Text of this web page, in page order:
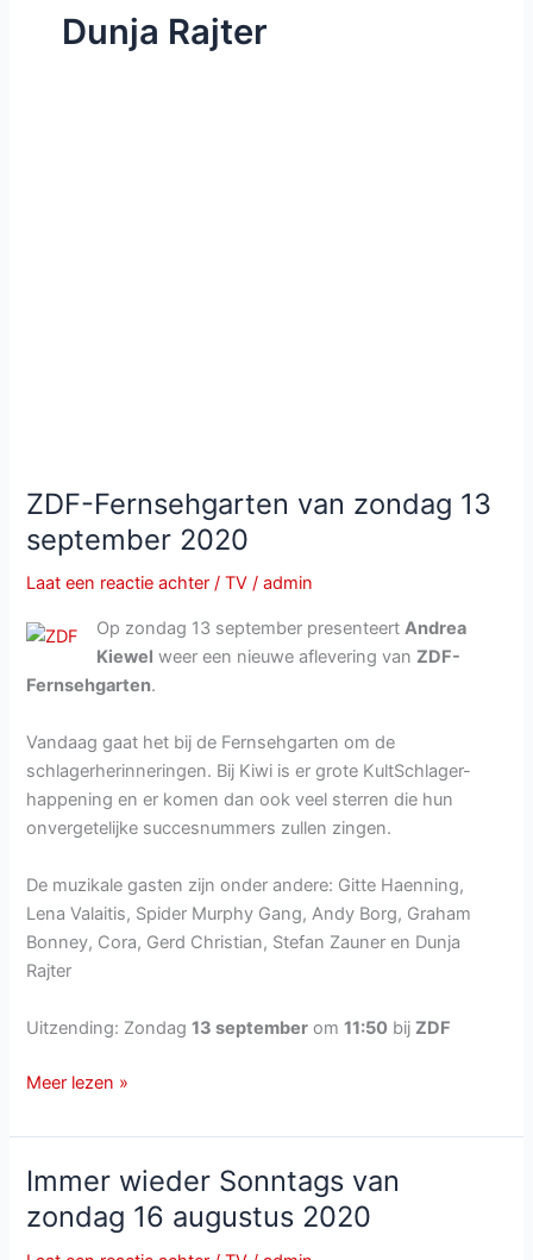
Dunja Rajter
ZDF-Fernsehgarten van zondag 13
september 2020
Laat een reactie achter /TV /admin
Op zondag 13 september presenteertAndrea
Kiewel weer een nieuwe aflevering vanZDF-
Fernsehgarten.
Vandaag gaat het bij de Fernsehgarten om de
schlagerherinneringen. Bij Kiwi is er grote KultSchlager-
happening en er komen dan ook veel sterren die hun
onvergetelijke succesnummers zullen zingen.
De muzikale gasten zijn onder andere: Gitte Haenning,
Lena Valaitis, Spider Murphy Gang, Andy Borg, Graham
Bonney, Cora, Gerd Christian, Stefan Zauner en Dunja
Rajter
Uitzending: Zondag13 september om11:50 bijZDF
ZDF-
van
zondag
13
september
2020
Meer lezen »
Immer wieder Sonntags van
zondag 16 augustus 2020